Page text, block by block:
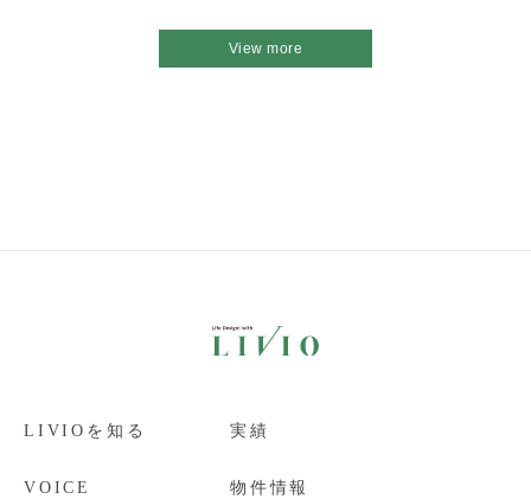
View more
LIVIOを知る 実績
VOICE 物件情報